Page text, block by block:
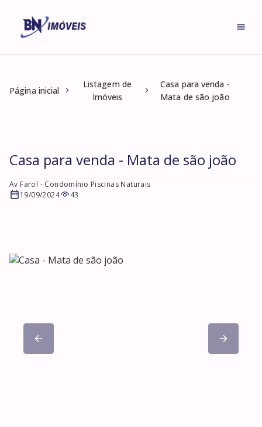
Página inicial
Listagem de
Imóveis
Casa para venda -
Mata de são joão
Casa para venda - Mata de são joão
Av Farol - Condomínio Piscinas Naturais
19/09/2024
43